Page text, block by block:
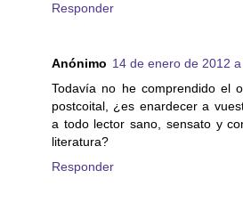
Responder
Anónimo 14 de enero de 2012
Todavía no he comprendido el
postcoital, ¿es enardecer a
a todo lector sano, sensato y
literatura?
Responder